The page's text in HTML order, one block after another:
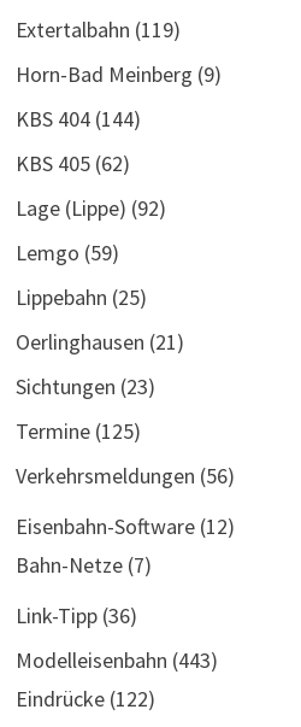
Extertalbahn (119)
Horn-Bad Meinberg (9)
KBS 404(144)
KBS 405(62)
Lage (Lippe) (92)
Lemgo (59)
Lippebahn (25)
Oerlinghausen (21)
Sichtungen (23)
Termine(125)
Verkehrsmeldungen (56)
Eisenbahn-Software(12)
Bahn-Netze(7)
Link-Tipp(36)
Modelleisenbahn (443)
Eindrücke(122)